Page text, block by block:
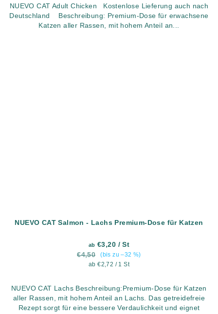
NUEVO CAT Adult Chicken Kostenlose Lieferung auch nach
Deutschland Beschreibung: Premium-Dose für erwachsene
Katzen aller Rassen, mit hohem Anteil an...
NUEVO CAT Salmon - Lachs Premium-Dose für Katzen
ab €3,20 / St
€4,50
(bis zu –32 %)
Verkaufspreis:
ab €2,72 / 1 St
NUEVO CAT Lachs Beschreibung:Premium-Dose für Katzen
aller Rassen, mit hohem Anteil an Lachs. Das getreidefreie
Rezept sorgt für eine bessere Verdaulichkeit und eignet